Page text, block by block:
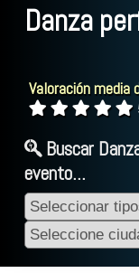
Danza
Valoración media
Buscar
evento...